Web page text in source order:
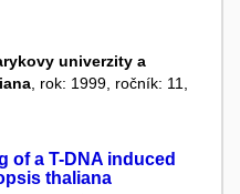
univerzity a
, rok: 1999, ročník: 11,
of a T-DNA induced
thaliana